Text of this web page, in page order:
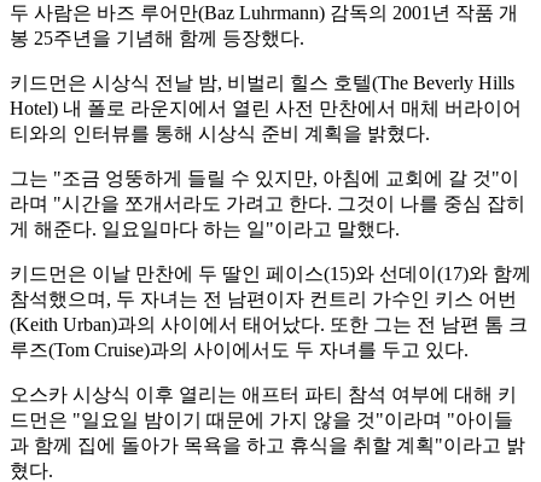
두 사람은 바즈 루어만(Baz Luhrmann) 감독의 2001년 작품 개
봉 25주년을 기념해 함께 등장했다.
키드먼은 시상식 전날 밤, 비벌리 힐스 호텔(The Beverly Hills
Hotel) 내 폴로 라운지에서 열린 사전 만찬에서 매체 버라이어
티와의 인터뷰를 통해 시상식 준비 계획을 밝혔다.
그는 "조금 엉뚱하게 들릴 수 있지만, 아침에 교회에 갈 것"이
라며 "시간을 쪼개서라도 가려고 한다. 그것이 나를 중심 잡히
게 해준다. 일요일마다 하는 일"이라고 말했다.
키드먼은 이날 만찬에 두 딸인 페이스(15)와 선데이(17)와 함께
참석했으며, 두 자녀는 전 남편이자 컨트리 가수인 키스 어번
(Keith Urban)과의 사이에서 태어났다. 또한 그는 전 남편 톰 크
루즈(Tom Cruise)과의 사이에서도 두 자녀를 두고 있다.
오스카 시상식 이후 열리는 애프터 파티 참석 여부에 대해 키
드먼은 "일요일 밤이기 때문에 가지 않을 것"이라며 "아이들
과 함께 집에 돌아가 목욕을 하고 휴식을 취할 계획"이라고 밝
혔다.